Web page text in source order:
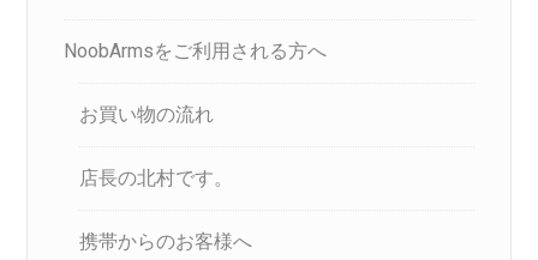
NoobArmsをご利用される方へ
お買い物の流れ
店長の北村です。
携帯からのお客様へ